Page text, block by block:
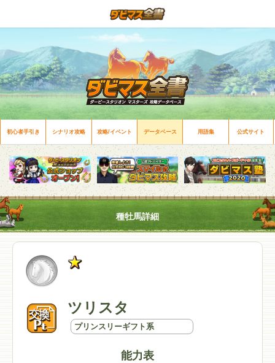
初心者手引き シナリオ攻略 攻略/イベント データベース 用語集 公式サイト
種牡馬詳細
ツリスタ
プリンスリーギフト系
能力表